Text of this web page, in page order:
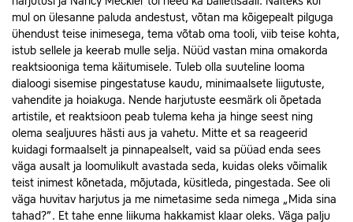
mul on ülesanne paluda andestust, võtan ma kõigepealt pilguga
ühendust teise inimesega, tema võtab oma tooli, viib teise kohta,
istub sellele ja keerab mulle selja. Nüüd vastan mina omakorda
reaktsiooniga tema käitumisele. Tuleb olla suuteline looma
dialoogi sisemise pingestatuse kaudu, minimaalsete liigutuste,
vahendite ja hoiakuga. Nende harjutuste eesmärk oli õpetada
artistile, et reaktsioon peab tulema keha ja hinge seest ning
olema sealjuures hästi aus ja vahetu. Mitte et sa reageerid
kuidagi formaalselt ja pinnapealselt, vaid sa püüad enda sees
väga ausalt ja loomulikult avastada seda, kuidas oleks võimalik
teist inimest kõnetada, mõjutada, küsitleda, pingestada. See oli
väga huvitav harjutus ja me nimetasime seda nimega „Mida sina
tahad?”. Et tahe enne liikuma hakkamist klaar oleks. Väga palju